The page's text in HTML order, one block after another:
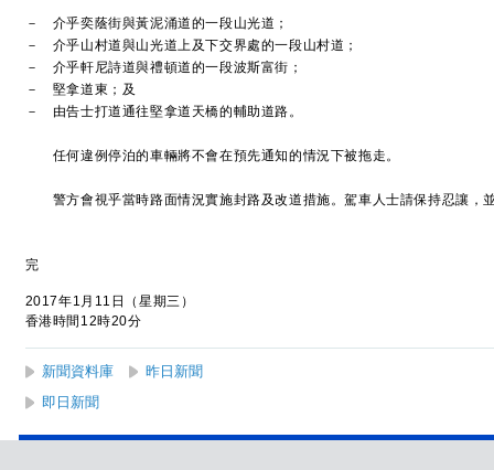
－ 介乎奕蔭街與黃泥涌道的一段山光道；
－ 介乎山村道與山光道上及下交界處的一段山村道；
－ 介乎軒尼詩道與禮頓道的一段波斯富街；
－ 堅拿道東；及
－ 由告士打道通往堅拿道天橋的輔助道路。
任何違例停泊的車輛將不會在預先通知的情況下被拖走。
警方會視乎當時路面情況實施封路及改道措施。駕車人士請保持忍讓，
完
2017年1月11日（星期三）
香港時間12時20分
新聞資料庫
昨日新聞
即日新聞